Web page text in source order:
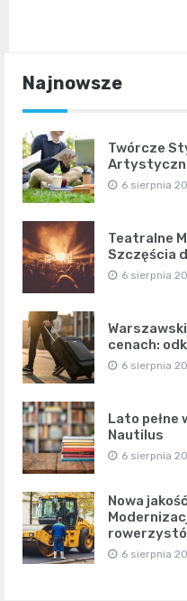
Najnowsze
Twórcze
6 sierpnia
Teatralne
Szczęścia
6 sierpnia
cenach:
6 sierpnia
Lato pełne
Nautilus
6 sierpnia
Nowa
6 sierpnia